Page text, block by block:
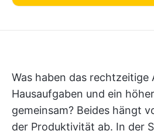
Was haben das rechtzeitige
Hausaufgaben und ein
gemeinsam? Beides hängt
der Produktivität ab. In der